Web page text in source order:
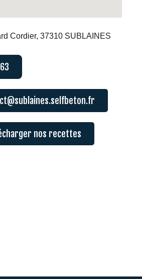
Cordier, 37310 SUBLAINES
nos recettes